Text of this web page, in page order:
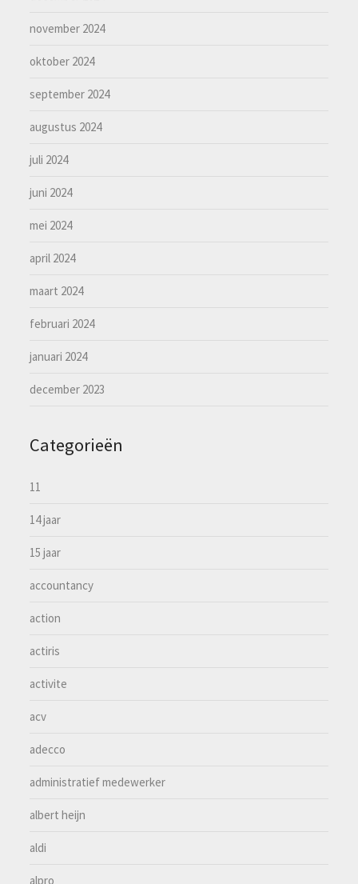
november 2024
oktober 2024
september 2024
augustus 2024
juli 2024
juni 2024
mei 2024
april 2024
maart 2024
februari 2024
januari 2024
december 2023
Categorieën
11
14 jaar
15 jaar
accountancy
action
actiris
activite
acv
adecco
administratief medewerker
albert heijn
aldi
alpro